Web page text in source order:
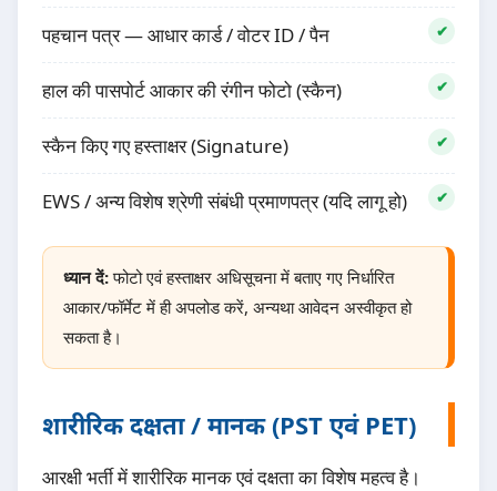
पहचान पत्र — आधार कार्ड / वोटर ID / पैन
हाल की पासपोर्ट आकार की रंगीन फोटो (स्कैन)
स्कैन किए गए हस्ताक्षर (Signature)
EWS / अन्य विशेष श्रेणी संबंधी प्रमाणपत्र (यदि लागू हो)
ध्यान दें:फोटो एवं हस्ताक्षर अधिसूचना में बताए गए निर्धारित
आकार/फॉर्मेट में ही अपलोड करें, अन्यथा आवेदन अस्वीकृत हो
सकता है।
शारीरिक दक्षता / मानक (PST एवं PET)
आरक्षी भर्ती में शारीरिक मानक एवं दक्षता का विशेष महत्व है।